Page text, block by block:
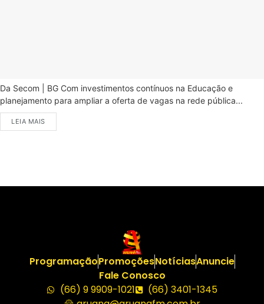
Da Secom | BG Com investimentos contínuos na Educação e
planejamento para ampliar a oferta de vagas na rede pública...
LEIA MAIS
ProgramaçãoPromoçõesNotíciasAnuncie
Fale Conosco
(66) 9 9909-1021
(66) 3401-1345